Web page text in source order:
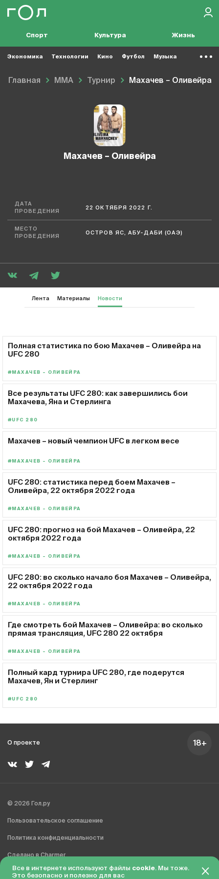
Спорт Культура Жизнь
Экономика Технологии Кино Футбол Музыка
Главная MMA Турнир Махачев – Оливейра
Махачев – Оливейра
ДАТА
ПРОВЕДЕНИЯ
22 ОКТЯБРЯ 2022 Г.
МЕСТО
ПРОВЕДЕНИЯ
ОСТРОВ ЯС, АБУ-ДАБИ (ОАЭ)
Лента Материалы Новости
Полная статистика по бою Махачев – Оливейра на
UFC 280
#МАХАЧЕВ – ОЛИВЕЙРА
Все результаты UFC 280: как завершились бои
Махачева, Яна и Стерлинга
#UFC 280
Махачев – новый чемпион UFC в легком весе
#МАХАЧЕВ – ОЛИВЕЙРА
UFC 280: статистика перед боем Махачев –
Оливейра, 22 октября 2022 года
#МАХАЧЕВ – ОЛИВЕЙРА
UFC 280: прогноз на бой Махачев – Оливейра, 22
октября 2022 года
#МАХАЧЕВ – ОЛИВЕЙРА
UFC 280: во сколько начало боя Махачев – Оливейра,
22 октября 2022 года
#МАХАЧЕВ – ОЛИВЕЙРА
Где смотреть бой Махачев – Оливейра: во сколько
прямая трансляция, UFC 280 22 октября
#МАХАЧЕВ – ОЛИВЕЙРА
Полный кард турнира UFC 280, где подерутся
Махачев, Ян и Стерлинг
#UFC 280
О проекте 18+
© 2026 Гол.ру
Пользовательское соглашение
Политика конфиденциальности
Сделано в Charmer
Все в интернете используют файлы cookie. Мы тоже.
Это безопасно и полезно для вас